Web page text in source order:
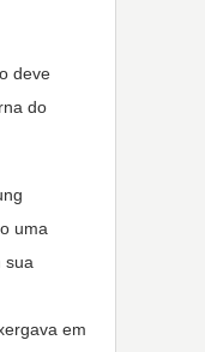
deve
do
uma
sua
em